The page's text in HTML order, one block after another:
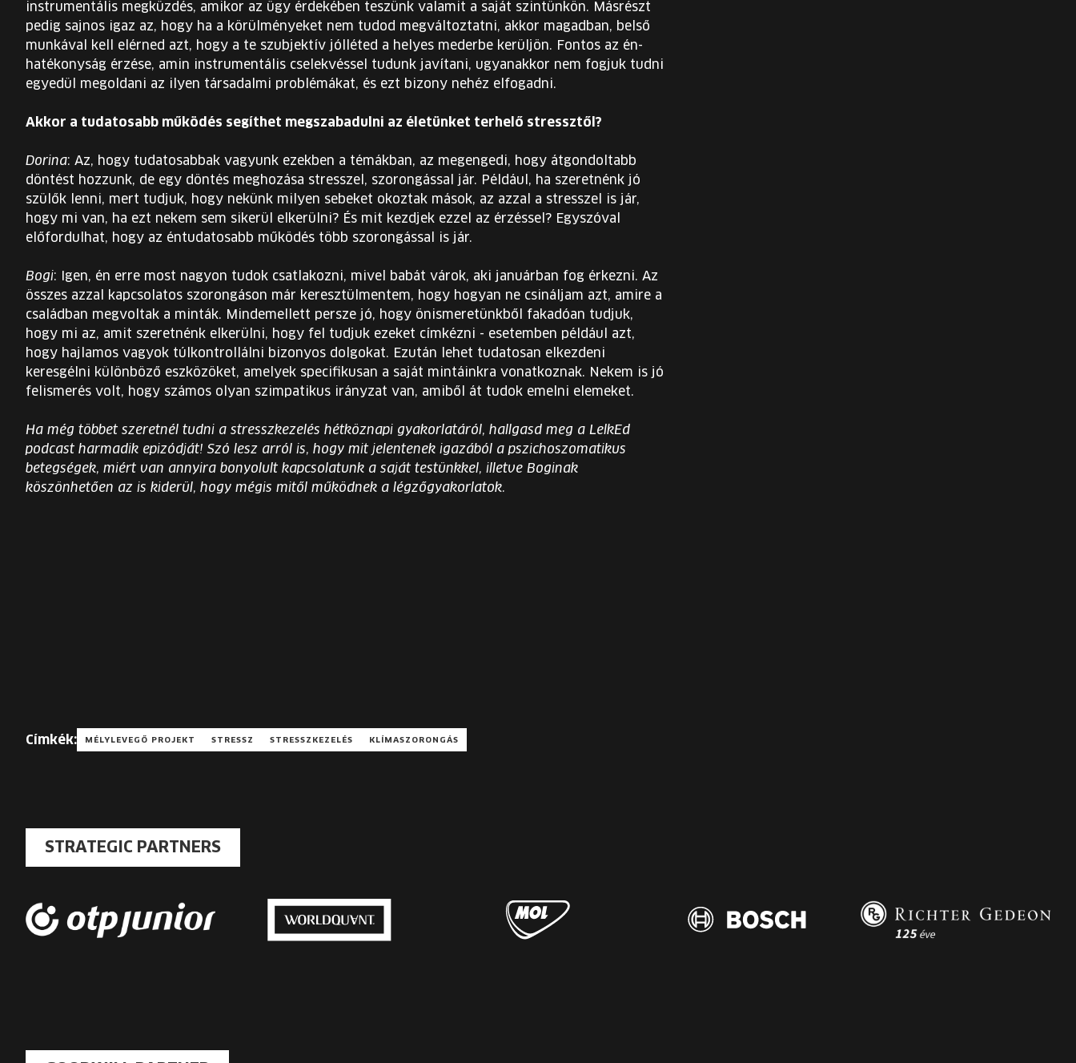
instrumentális megküzdés, amikor az ügy érdekében teszünk valamit a saját szintünkön. Másrészt
pedig sajnos igaz az, hogy ha a körülményeket nem tudod megváltoztatni, akkor magadban, belső
munkával kell elérned azt, hogy a te szubjektív jólléted a helyes mederbe kerüljön. Fontos az én-
hatékonyság érzése, amin instrumentális cselekvéssel tudunk javítani, ugyanakkor nem fogjuk tudni
egyedül megoldani az ilyen társadalmi problémákat, és ezt bizony nehéz elfogadni.
Akkor a tudatosabb működés segíthet megszabadulni az életünket terhelő stressztől?
Dorina: Az, hogy tudatosabbak vagyunk ezekben a témákban, az megengedi, hogy átgondoltabb
döntést hozzunk, de egy döntés meghozása stresszel, szorongással jár. Például, ha szeretnénk jó
szülők lenni, mert tudjuk, hogy nekünk milyen sebeket okoztak mások, az azzal a stresszel is jár,
hogy mi van, ha ezt nekem sem sikerül elkerülni? És mit kezdjek ezzel az érzéssel? Egyszóval
előfordulhat, hogy az éntudatosabb működés több szorongással is jár.
Bogi: Igen, én erre most nagyon tudok csatlakozni, mivel babát várok, aki januárban fog érkezni. Az
összes azzal kapcsolatos szorongáson már keresztülmentem, hogy hogyan ne csináljam azt, amire a
családban megvoltak a minták. Mindemellett persze jó, hogy önismeretünkből fakadóan tudjuk,
hogy mi az, amit szeretnénk elkerülni, hogy fel tudjuk ezeket címkézni - esetemben például azt,
hogy hajlamos vagyok túlkontrollálni bizonyos dolgokat. Ezután lehet tudatosan elkezdeni
keresgélni különböző eszközöket, amelyek specifikusan a saját mintáinkra vonatkoznak. Nekem is jó
felismerés volt, hogy számos olyan szimpatikus irányzat van, amiből át tudok emelni elemeket.
Ha még többet szeretnél tudni a stresszkezelés hétköznapi gyakorlatáról, hallgasd meg a LelkEd
podcast harmadik epizódját! Szó lesz arról is, hogy mit jelentenek igazából a pszichoszomatikus
betegségek, miért van annyira bonyolult kapcsolatunk a saját testünkkel, illetve Boginak
köszönhetően az is kiderül, hogy mégis mitől működnek a légzőgyakorlatok.
Címkék: MÉLYLEVEGŐ PROJEKT STRESSZ STRESSZKEZELÉS KLÍMASZORONGÁS
STRATEGIC PARTNERS